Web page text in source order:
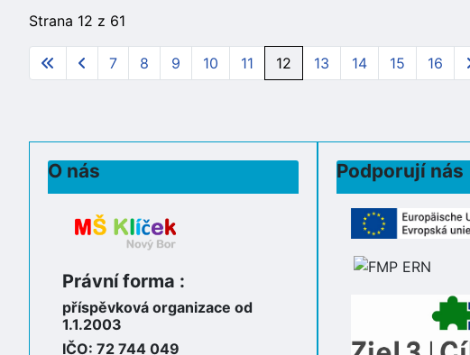
Strana 12 z 61
7 8 9 10 11 12 13 14 15 16
O nás
Právní forma :
příspěvková organizace od
1.1.2003
IČO: 72 744 049
Podporují nás